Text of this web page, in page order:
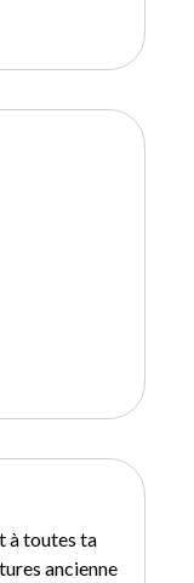
à toutes ta
ancienne